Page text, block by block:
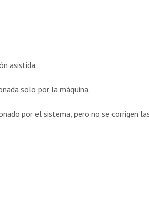
asistida.
solo por la máquina.
por el sistema, pero no se corrigen